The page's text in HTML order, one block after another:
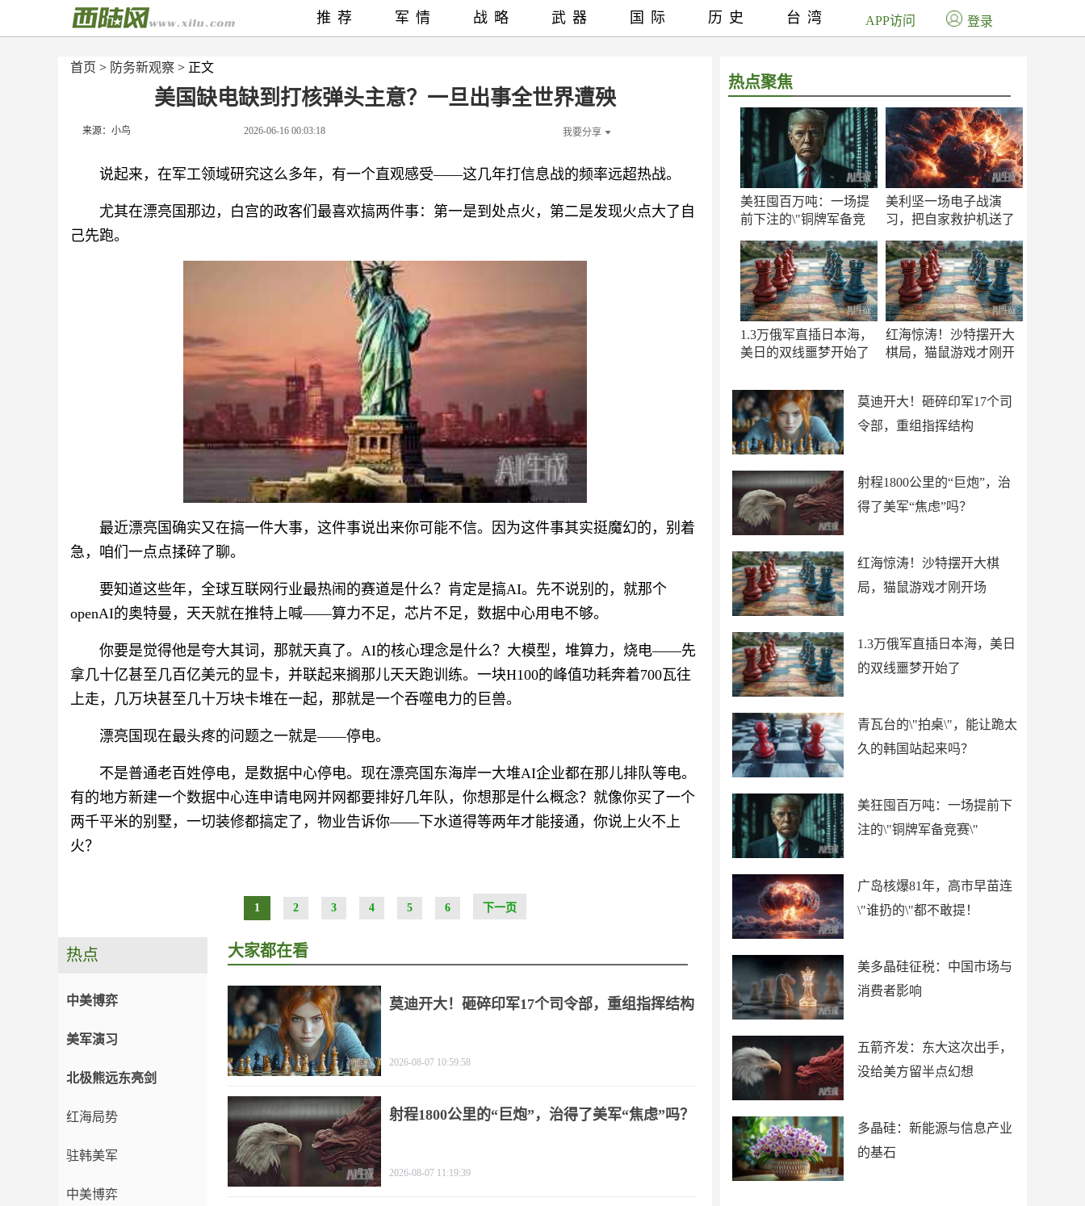
首页 > 防务新观察 > 正文
美国缺电缺到打核弹头主意？一旦出事全世界遭殃
来源：小鸟 2026-06-16 00:03:18 我要分享
说起来，在军工领域研究这么多年，有一个直观感受——这几年打信息战的频率远超热战。
尤其在漂亮国那边，白宫的政客们最喜欢搞两件事：第一是到处点火，第二是发现火点大了自
己先跑。
最近漂亮国确实又在搞一件大事，这件事说出来你可能不信。因为这件事其实挺魔幻的，别着
急，咱们一点点揉碎了聊。
要知道这些年，全球互联网行业最热闹的赛道是什么？肯定是搞AI。先不说别的，就那个
openAI的奥特曼，天天就在推特上喊——算力不足，芯片不足，数据中心用电不够。
你要是觉得他是夸大其词，那就天真了。AI的核心理念是什么？大模型，堆算力，烧电——先
拿几十亿甚至几百亿美元的显卡，并联起来搁那儿天天跑训练。一块H100的峰值功耗奔着700瓦往
上走，几万块甚至几十万块卡堆在一起，那就是一个吞噬电力的巨兽。
漂亮国现在最头疼的问题之一就是——停电。
不是普通老百姓停电，是数据中心停电。现在漂亮国东海岸一大堆AI企业都在那儿排队等电。
有的地方新建一个数据中心连申请电网并网都要排好几年队，你想那是什么概念？就像你买了一个
两千平米的别墅，一切装修都搞定了，物业告诉你——下水道得等两年才能接通，你说上火不上
火？
1 2 3 4 5 6 下一页
热点聚焦
美狂囤百万吨：一场提
前下注的\"铜牌军备竞
美利坚一场电子战演
习，把自家救护机送了
1.3万俄军直插日本海，
美日的双线噩梦开始了
红海惊涛！沙特摆开大
棋局，猫鼠游戏才刚开
莫迪开大！砸碎印军17个司
令部，重组指挥结构
射程1800公里的“巨炮”，治
得了美军“焦虑”吗？
红海惊涛！沙特摆开大棋
局，猫鼠游戏才刚开场
1.3万俄军直插日本海，美日
的双线噩梦开始了
青瓦台的\"拍桌\"，能让跪太
久的韩国站起来吗？
美狂囤百万吨：一场提前下
注的\"铜牌军备竞赛\"
广岛核爆81年，高市早苗连
\"谁扔的\"都不敢提！
美多晶硅征税：中国市场与
消费者影响
五箭齐发：东大这次出手，
没给美方留半点幻想
多晶硅：新能源与信息产业
的基石
推荐 军情 战略 武器 国际 历史 台湾 APP访问 登录
热点
中美博弈
美军演习
北极熊远东亮剑
红海局势
驻韩美军
中美博弈
大家都在看
莫迪开大！砸碎印军17个司令部，重组指挥结构
2026-08-07 10:59:58
射程1800公里的“巨炮”，治得了美军“焦虑”吗？
2026-08-07 11:19:39